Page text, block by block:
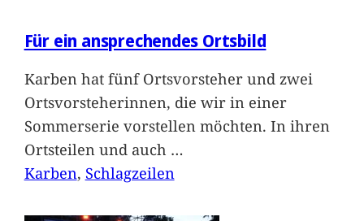
Für ein ansprechendes Ortsbild
Karben hat fünf Ortsvorsteher und zwei
Ortsvorsteherinnen, die wir in einer
Sommerserie vorstellen möchten. In ihren
Ortsteilen und auch …
Karben, Schlagzeilen